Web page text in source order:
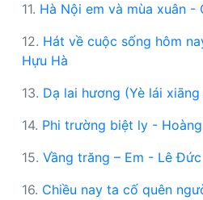
11. Hà Nội em và mùa xuân -
12. Hát về cuộc sống hôm
Hựu Hà
13. Dạ lai hương (Yè lái
14. Phi trường biệt ly -
15. Vầng trăng – Em - Lê
16. Chiều nay ta cố quên